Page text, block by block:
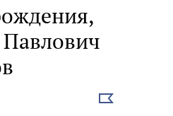
Выбрать